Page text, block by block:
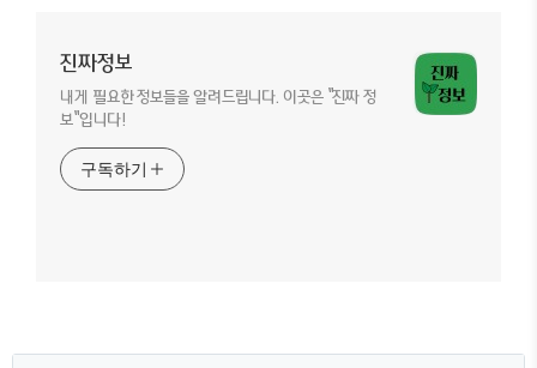
진짜정보
내게 필요한 정보들을 알려드립니다. 이곳은 "진짜 정
보"입니다!
구독하기